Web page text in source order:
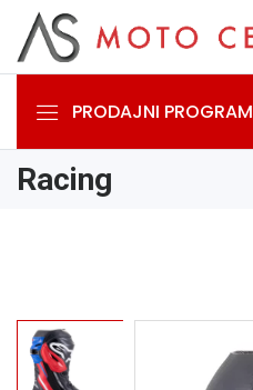
PRODAJNI PROGRAM
Racing